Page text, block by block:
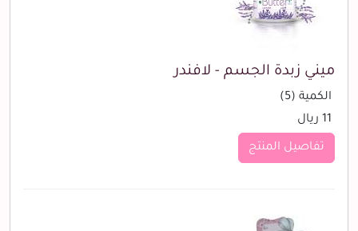
ميني زبدة الجسم - لافندر
الكمية (5)
11 ريال
تفاصيل المنتج